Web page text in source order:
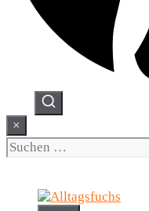
×
Suchen
nach: